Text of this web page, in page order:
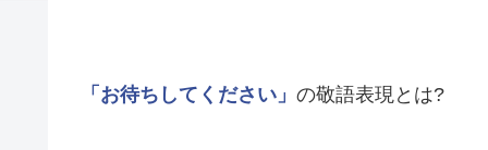
「お待ちしてください」 の敬語表現とは?